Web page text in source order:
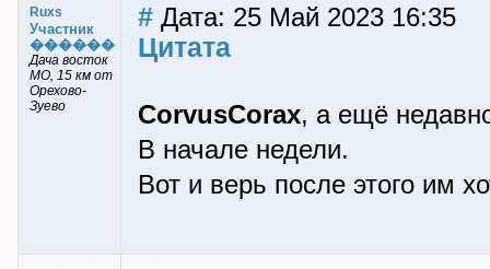
Ruxs
Участник
������
Дача восток
МО, 15 км от
Орехово-
Зуево
# Дата: 25 Май 2023 16:35
Цитата
CorvusCorax, а ещё
В начале недели.
Вот и верь после этого им